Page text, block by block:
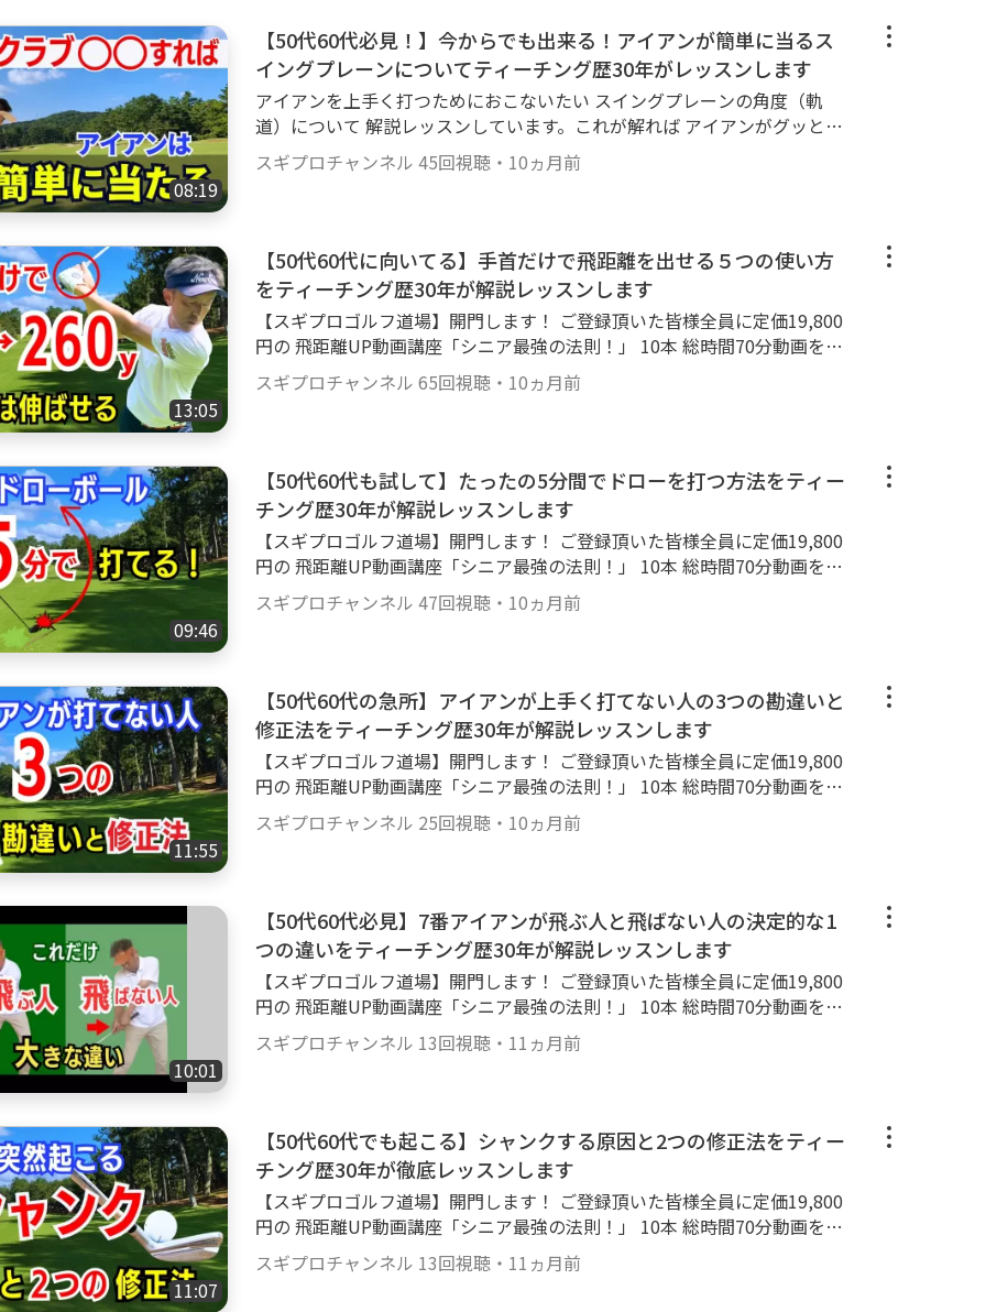
08:19
【50代60代必見！】今からでも出来る！アイアンが簡単に当るス
イングプレーンについてティーチング歴30年がレッスンします
アイアンを上手く打つためにおこないたい スイングプレーンの角度（軌
道）について 解説レッスンしています。これが解れば アイアンがグッと上
手くなれます！ その方法とは？
スギプロチャンネル 45回視聴 ・ 10ヵ月前
13:05
【50代60代に向いてる】手首だけで飛距離を出せる５つの使い方
をティーチング歴30年が解説レッスンします
【スギプロゴルフ道場】開門します！ ご登録頂いた皆様全員に定価19,800
円の 飛距離UP動画講座「シニア最強の法則！」 10本 総時間70分動画をプ
レゼント致します もちろん入門無料 詳しくはこちら！ ↓ https://lin.ee/k2
0mRoo ゴルフスイングで手首を使って打つことは 本当にいけないのか？手
スギプロチャンネル 65回視聴 ・ 10ヵ月前
09:46
【50代60代も試して】たったの5分間でドローを打つ方法をティー
チング歴30年が解説レッスンします
【スギプロゴルフ道場】開門します！ ご登録頂いた皆様全員に定価19,800
円の 飛距離UP動画講座「シニア最強の法則！」 10本 総時間70分動画をプ
レゼント致します もちろん入門無料 詳しくはこちら！ ↓ https://lin.ee/k2
0mRoo 【今回の動画説明】 飛距離UPに欠かせない「ドローボールを打
＃ドローボール打ち方
スギプロチャンネル 47回視聴 ・ 10ヵ月前
11:55
【50代60代の急所】アイアンが上手く打てない人の3つの勘違いと
修正法をティーチング歴30年が解説レッスンします
【スギプロゴルフ道場】開門します！ ご登録頂いた皆様全員に定価19,800
円の 飛距離UP動画講座「シニア最強の法則！」 10本 総時間70分動画をプ
レゼント致します もちろん入門無料 詳しくはこちら！ ↓ https://lin.ee/k2
0mRoo アイアンショットが上手くいかない人が陥る 3つの勘違いとその修
スギプロチャンネル 25回視聴 ・ 10ヵ月前
10:01
【50代60代必見】7番アイアンが飛ぶ人と飛ばない人の決定的な1
つの違いをティーチング歴30年が解説レッスンします
【スギプロゴルフ道場】開門します！ ご登録頂いた皆様全員に定価19,800
円の 飛距離UP動画講座「シニア最強の法則！」 10本 総時間70分動画をプ
レゼント致します もちろん入門無料 詳しくはこちら！ ↓ https://lin.ee/k2
0mRoo 飛ぶ人は必ずやっている事があります。 これが出来るだけで飛距離
スギプロチャンネル 13回視聴 ・ 11ヵ月前
11:07
【50代60代でも起こる】シャンクする原因と2つの修正法をティー
チング歴30年が徹底レッスンします
【スギプロゴルフ道場】開門します！ ご登録頂いた皆様全員に定価19,800
円の 飛距離UP動画講座「シニア最強の法則！」 10本 総時間70分動画をプ
レゼント致します もちろん入門無料 詳しくはこちら！ ↓ https://lin.ee/k2
0mRoo 突然起こる憎っくきシャンクですが原因と 対処する練習法をおこな
スギプロチャンネル 13回視聴 ・ 11ヵ月前